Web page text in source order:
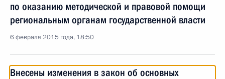
по оказанию методической и правовой помощи
региональным органам государственной власти
6 февраля 2015 года, 18:50
Внесены изменения в закон об основных